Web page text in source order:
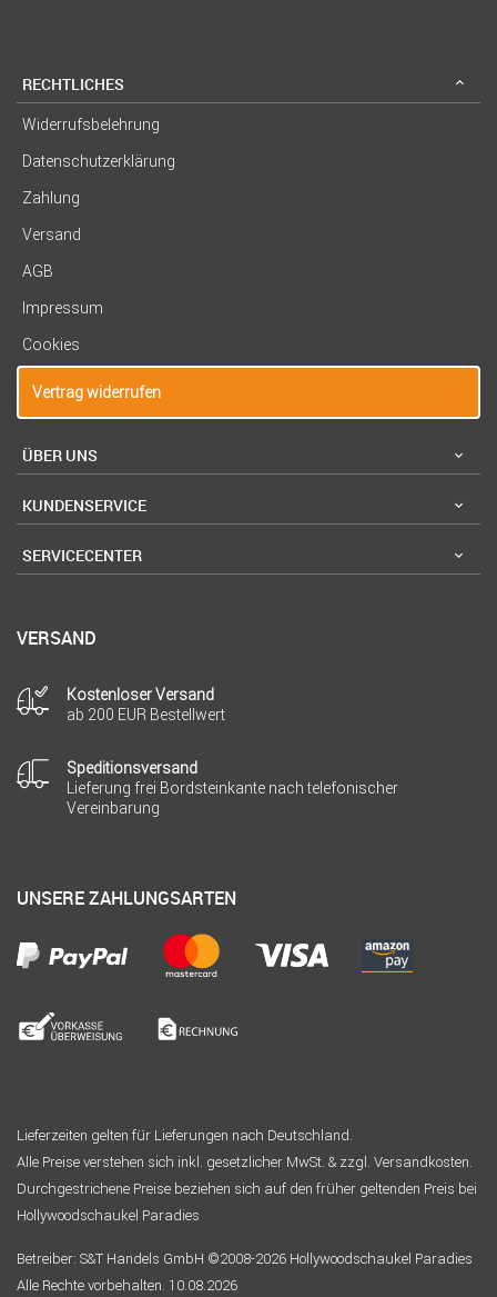
RECHTLICHES
Widerrufsbelehrung
Datenschutzerklärung
Zahlung
Versand
AGB
Impressum
Cookies
Vertrag widerrufen
ÜBER UNS
KUNDENSERVICE
SERVICECENTER
VERSAND
Kostenloser Versand
ab 200 EUR Bestellwert
Speditionsversand
Lieferung frei Bordsteinkante nach telefonischer
Vereinbarung
UNSERE ZAHLUNGSARTEN
Lieferzeiten gelten für Lieferungen nach Deutschland.
Alle Preise verstehen sich inkl. gesetzlicher MwSt. & zzgl. Versandkosten.
Durchgestrichene Preise beziehen sich auf den früher geltenden Preis bei
Hollywoodschaukel Paradies
Betreiber: S&T Handels GmbH ©2008-2026 Hollywoodschaukel Paradies
Alle Rechte vorbehalten. 10.08.2026